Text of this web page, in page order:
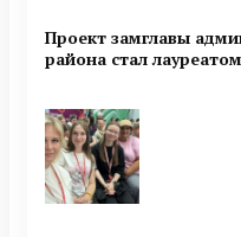
Проект замглавы
района стал